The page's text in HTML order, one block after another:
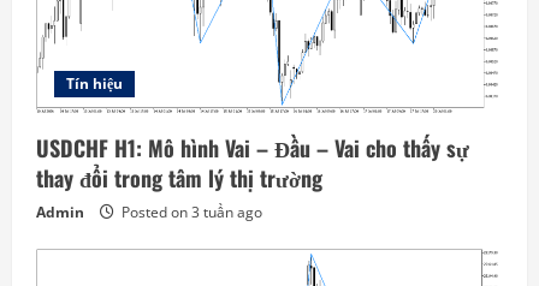
Tín hiệu
USDCHF H1: Mô hình Vai – Đầu – Vai cho thấy sự
thay đổi trong tâm lý thị trường
Admin Posted on 3 tuần ago